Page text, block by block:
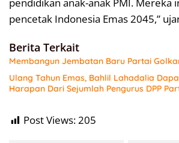
pendidikan anak-anak PMI. Mereka
pencetak Indonesia Emas 2045,”
Berita Terkait
Membangun Jembatan Baru Partai
Ulang Tahun Emas, Bahlil Lahadalia
Harapan Dari Sejumlah Pengurus DPP
Post Views:205